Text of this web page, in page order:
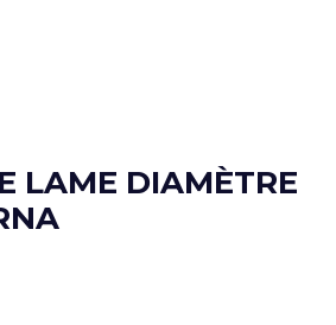
LAME DIAMÈTRE